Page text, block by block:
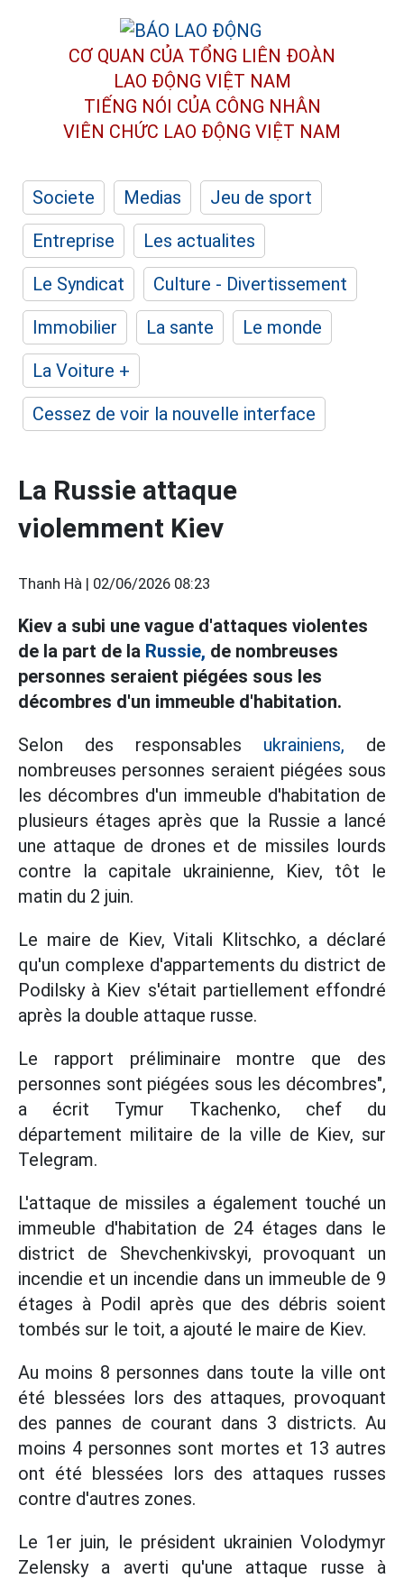
CƠ QUAN CỦA TỔNG LIÊN ĐOÀN
LAO ĐỘNG VIỆT NAM
TIẾNG NÓI CỦA CÔNG NHÂN
VIÊN CHỨC LAO ĐỘNG VIỆT NAM
Societe Medias
Jeu de sport
Entreprise
Les actualites
Le Syndicat
Culture - Divertissement
Immobilier
La sante
Le monde
La Voiture +
Cessez de voir la nouvelle interface
La Russie attaque
violemment Kiev
Thanh Hà | 02/06/2026 08:23
Kiev a subi une vague d'attaques violentes
de la part de la Russie, de nombreuses
personnes seraient piégées sous les
décombres d'un immeuble d'habitation.
Selon des responsables ukrainiens, de
nombreuses personnes seraient piégées sous
les décombres d'un immeuble d'habitation de
plusieurs étages après que la Russie a lancé
une attaque de drones et de missiles lourds
contre la capitale ukrainienne, Kiev, tôt le
matin du 2 juin.
Le maire de Kiev, Vitali Klitschko, a déclaré
qu'un complexe d'appartements du district de
Podilsky à Kiev s'était partiellement effondré
après la double attaque russe.
Le rapport préliminaire montre que des
personnes sont piégées sous les décombres",
a écrit Tymur Tkachenko, chef du
département militaire de la ville de Kiev, sur
Telegram.
L'attaque de missiles a également touché un
immeuble d'habitation de 24 étages dans le
district de Shevchenkivskyi, provoquant un
incendie et un incendie dans un immeuble de 9
étages à Podil après que des débris soient
tombés sur le toit, a ajouté le maire de Kiev.
Au moins 8 personnes dans toute la ville ont
été blessées lors des attaques, provoquant
des pannes de courant dans 3 districts. Au
moins 4 personnes sont mortes et 13 autres
ont été blessées lors des attaques russes
contre d'autres zones.
Le 1er juin, le président ukrainien Volodymyr
Zelensky a averti qu'une attaque russe à